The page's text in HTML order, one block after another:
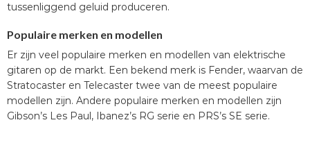
tussenliggend geluid produceren.
Populaire merken en modellen
Er zijn veel populaire merken en modellen van elektrische
gitaren op de markt. Een bekend merk is Fender, waarvan de
Stratocaster en Telecaster twee van de meest populaire
modellen zijn. Andere populaire merken en modellen zijn
Gibson’s Les Paul, Ibanez’s RG serie en PRS’s SE serie.